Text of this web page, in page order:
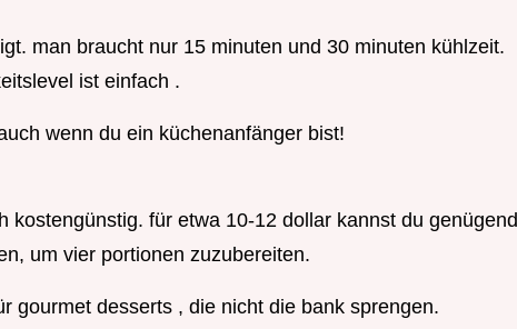
man braucht nur 15 minuten und 30 minuten kühlzeit.
ist einfach .
wenn du ein küchenanfänger bist!
kostengünstig. für etwa 10-12 dollar kannst du genügend
um vier portionen zuzubereiten.
gourmet desserts , die nicht die bank sprengen.